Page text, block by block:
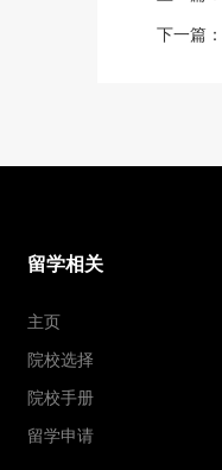
下一篇：
留学相关
主页
院校选择
院校手册
留学申请